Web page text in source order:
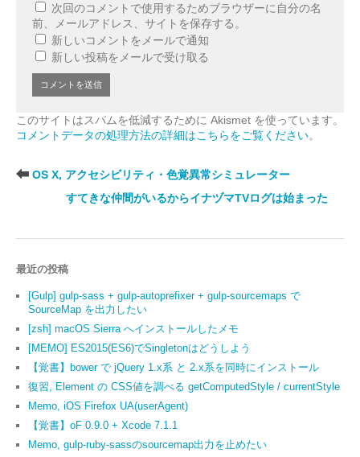
次回のコメントで使用するためブラウザーに自分の名
前、メールアドレス、サイトを保存する。
新しいコメントをメールで通知
新しい投稿をメールで受け取る
このサイトはスパムを低減するために Akismet を使っています。
コメントデータの処理方法の詳細はこちらをご覧ください。
OS X, アクセシビリティ・色覚異常シミュレーター
すてきな仲間がいるからイナヅマTVログは始まった
最近の投稿
[Gulp] gulp-sass + gulp-autoprefixer + gulp-sourcemaps で
SourceMap を出力したい
[zsh] macOS Sierra へインストールしたメモ
[MEMO] ES2015(ES6)でSingletonはどうしよう
【覚書】bower で jQuery 1.x系 と 2.x系を同時にインストール
復習, Element の CSS値を調べる getComputedStyle / currentStyle
Memo, iOS Firefox UA(userAgent)
【覚書】oF 0.9.0 + Xcode 7.1.1
Memo, gulp-ruby-sassのsourcemap出力を止めたい